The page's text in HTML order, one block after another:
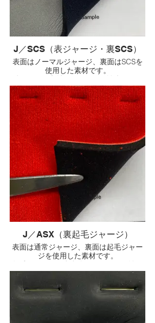
J／SCS（表ジャージ・裏SCS）
表面はノーマルジャージ、裏面はSCSを
使用した素材です。
特徴はSCS素材（アルミと活性炭）をコ
ーティングしているため、パウダー等を
使用せずに脱着が容易な上にスキンの高
い保温力を併せ持っています。
私の私物は、5ミリのロングパンツにファ
スナー無しの被りタイプの物を春秋シー
ズンに使用しています。
J／ASX（裏起毛ジャージ）
表面は通常ジャージ、裏面は起毛ジャー
ジを使用した素材です。
起毛ジャージは中空糸の軽さ・保温性・
速乾の特徴を兼ね備えてた高級素材で